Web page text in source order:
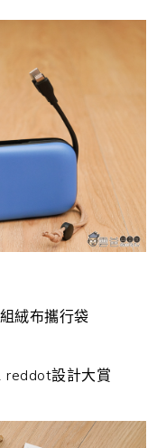
絨布攜行袋
reddot設計大賞